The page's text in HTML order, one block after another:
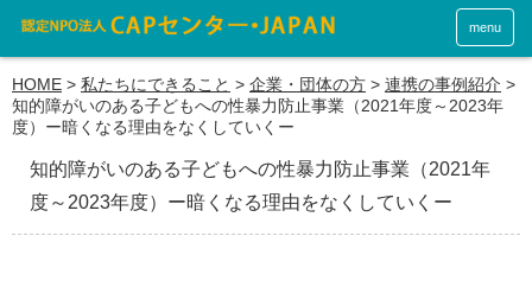
menu
HOME > 私たちにできること > 企業・団体の方 > 連携の事例紹介 >
知的障がいのある子どもへの性暴力防止事業（2021年度～2023年
度）ー暗くなる理由をなくしていくー
知的障がいのある子どもへの性暴力防止事業（2021年
度～2023年度）ー暗くなる理由をなくしていくー